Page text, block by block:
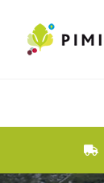
contenido